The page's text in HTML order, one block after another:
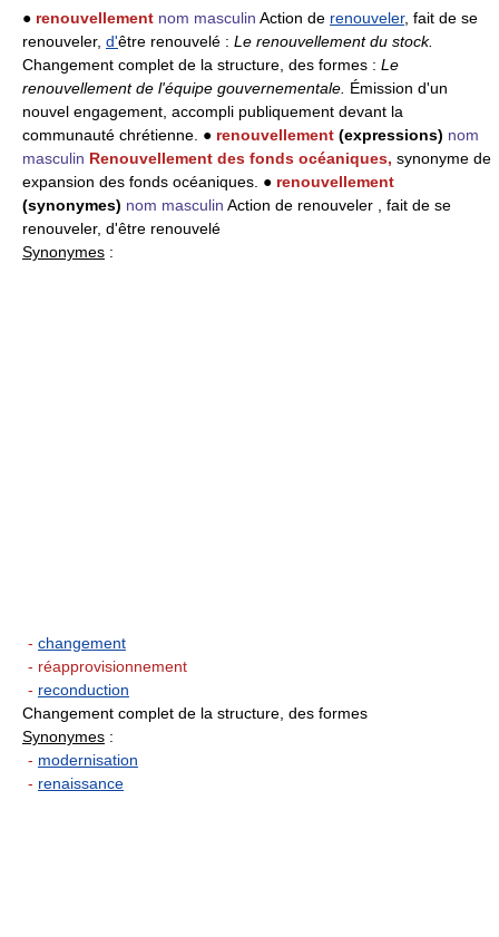
● renouvellement nom masculin Action de renouveler, fait de se
renouveler, d'être renouvelé : Le renouvellement du stock.
Changement complet de la structure, des formes : Le
renouvellement de l'équipe gouvernementale. Émission d'un
nouvel engagement, accompli publiquement devant la
communauté chrétienne. ● renouvellement (expressions) nom
masculin Renouvellement des fonds océaniques, synonyme de
expansion des fonds océaniques. ● renouvellement
(synonymes) nom masculin Action de renouveler , fait de se
renouveler, d'être renouvelé
Synonymes :
- changement
- réapprovisionnement
- reconduction
Changement complet de la structure, des formes
Synonymes :
- modernisation
- renaissance